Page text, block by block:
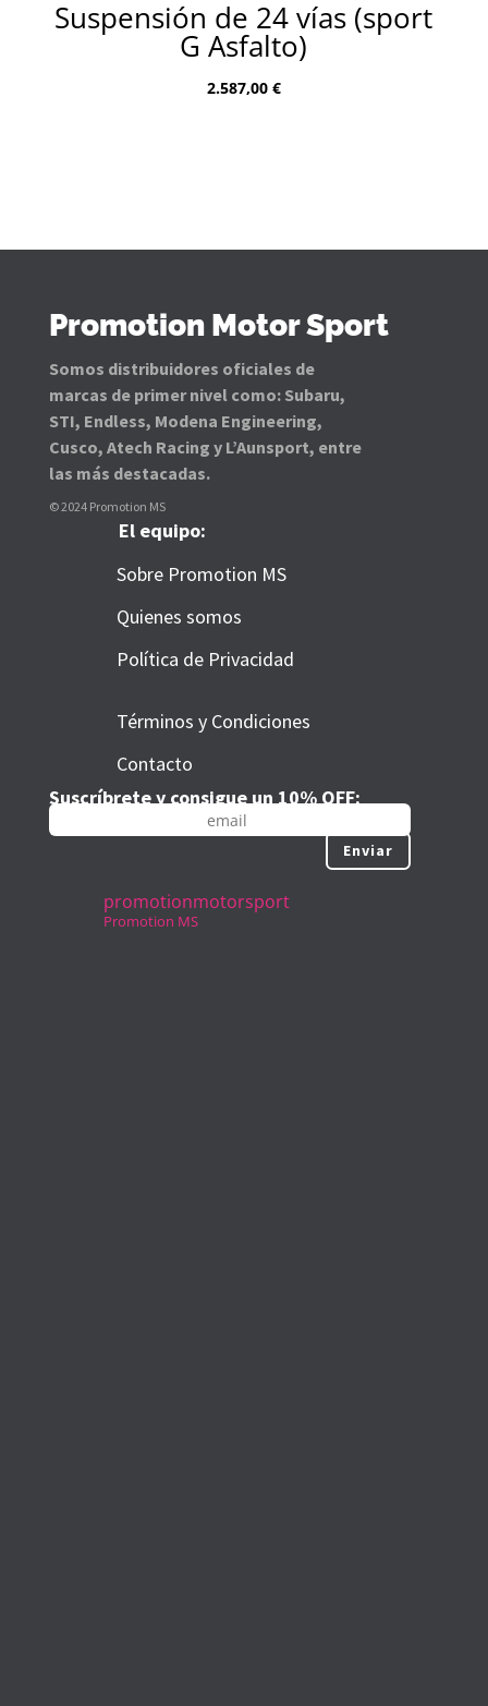
Suspensión de 24 vías (sport
G Asfalto)
2.587,00 €
Promotion Motor Sport
Somos distribuidores oficiales de
marcas de primer nivel como: Subaru,
STI, Endless, Modena Engineering,
Cusco, Atech Racing y L’Aunsport, entre
las más destacadas.
© 2024 Promotion MS
El equipo:
Sobre Promotion MS
Quienes somos
Política de Privacidad
Términos y Condiciones
Contacto
Suscríbrete y consigue un 10% OFF:
Enviar
promotionmotorsport
Promotion MS